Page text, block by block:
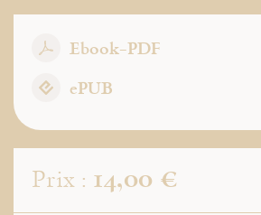
Ebook-PDF
ePUB
Prix : 14,00 €